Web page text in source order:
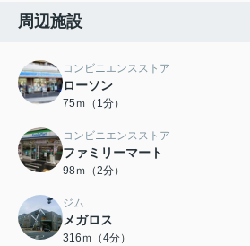
周辺施設
コンビニエンスストア
ローソン
75ｍ（1分）
コンビニエンスストア
ファミリーマート
98ｍ（2分）
ジム
メガロス
316ｍ（4分）